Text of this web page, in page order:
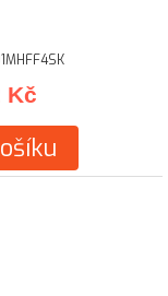
Kč